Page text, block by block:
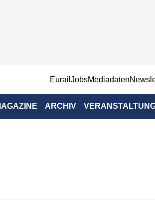
EurailJobsMediadaten
ARCHIV